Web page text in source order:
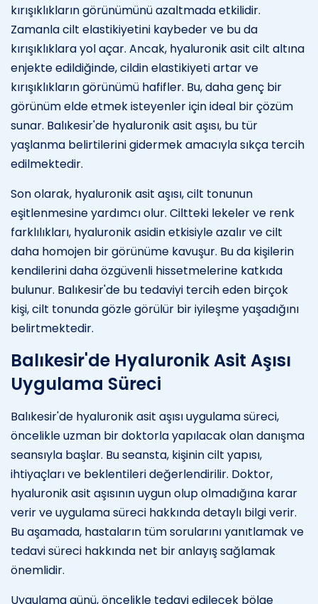
kırışıklıkların görünümünü azaltmada etkilidir.
Zamanla cilt elastikiyetini kaybeder ve bu da
kırışıklıklara yol açar. Ancak, hyaluronik asit cilt altına
enjekte edildiğinde, cildin elastikiyeti artar ve
kırışıklıkların görünümü hafifler. Bu, daha genç bir
görünüm elde etmek isteyenler için ideal bir çözüm
sunar. Balıkesir'de hyaluronik asit aşısı, bu tür
yaşlanma belirtilerini gidermek amacıyla sıkça tercih
edilmektedir.
Son olarak, hyaluronik asit aşısı, cilt tonunun
eşitlenmesine yardımcı olur. Ciltteki lekeler ve renk
farklılıkları, hyaluronik asidin etkisiyle azalır ve cilt
daha homojen bir görünüme kavuşur. Bu da kişilerin
kendilerini daha özgüvenli hissetmelerine katkıda
bulunur. Balıkesir'de bu tedaviyi tercih eden birçok
kişi, cilt tonunda gözle görülür bir iyileşme yaşadığını
belirtmektedir.
Balıkesir'de Hyaluronik Asit Aşısı
Uygulama Süreci
Balıkesir'de hyaluronik asit aşısı uygulama süreci,
öncelikle uzman bir doktorla yapılacak olan danışma
seansıyla başlar. Bu seansta, kişinin cilt yapısı,
ihtiyaçları ve beklentileri değerlendirilir. Doktor,
hyaluronik asit aşısının uygun olup olmadığına karar
verir ve uygulama süreci hakkında detaylı bilgi verir.
Bu aşamada, hastaların tüm sorularını yanıtlamak ve
tedavi süreci hakkında net bir anlayış sağlamak
önemlidir.
Uygulama günü, öncelikle tedavi edilecek bölge